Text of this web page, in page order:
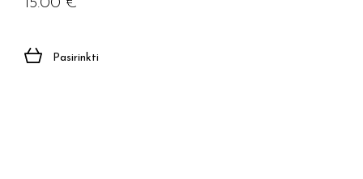
15.00 €
Pasirinkti